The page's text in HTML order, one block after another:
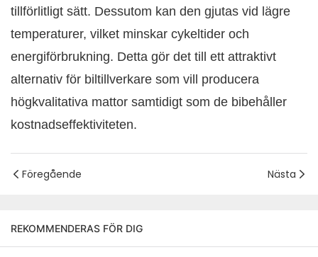
tillförlitligt sätt. Dessutom kan den gjutas vid lägre
temperaturer, vilket minskar cykeltider och
energiförbrukning. Detta gör det till ett attraktivt
alternativ för biltillverkare som vill producera
högkvalitativa mattor samtidigt som de bibehåller
kostnadseffektiviteten.
Föregående Nästa
REKOMMENDERAS FÖR DIG